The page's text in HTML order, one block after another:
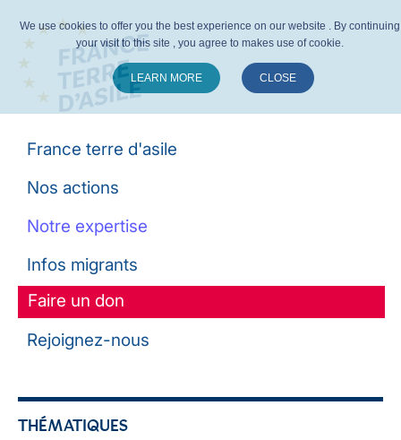
France terre d'asile
Nos actions
Notre expertise
Infos migrants
Faire un don
Rejoignez-nous
THÉMATIQUES
We use cookies to offer you the best experience on our website . By continuing
your visit to this site , you agree to makes use of cookie.
LEARN MORE CLOSE